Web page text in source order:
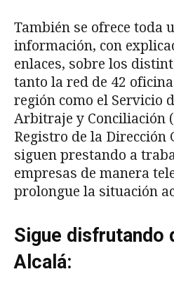
También se ofrece toda
información, con
enlaces, sobre los
tanto la red de 42
región como el Servicio
Arbitraje y Conciliación
Registro de la Dirección
siguen prestando a
empresas de manera
prolongue la situación
Sigue disfrutando
Alcalá: